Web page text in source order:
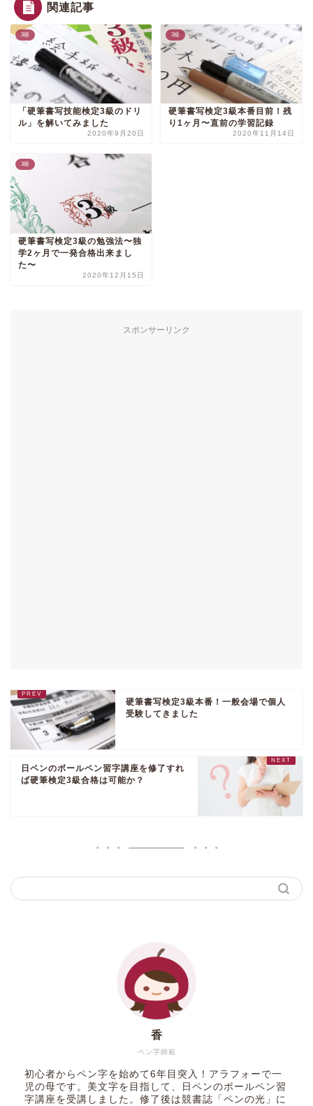
関連記事
3級
「硬筆書写技能検定3級のドリ
ル」を解いてみました
2020年9月20日
3級
硬筆書写検定3級本番目前！残
り1ヶ月〜直前の学習記録
2020年11月14日
3級
硬筆書写検定3級の勉強法〜独
学2ヶ月で一発合格出来まし
た〜
2020年12月15日
スポンサーリンク
硬筆書写検定3級本番！一般会場で個人
受験してきました
日ペンのボールペン習字講座を修了すれ
ば硬筆検定3級合格は可能か？
ペン字師範
香
初心者からペン字を始めて6年目突入！アラフォーで一
児の母です。美文字を目指して、日ペンのボールペン習
字講座を受講しました。修了後は競書誌「ペンの光」に